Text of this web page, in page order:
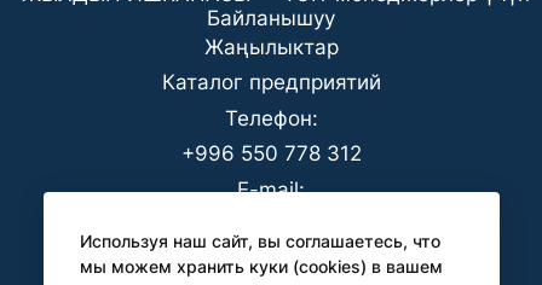
Используя наш сайт, вы соглашаетесь, что
мы можем хранить куки (cookies) в вашем
Байланышуу
Жаңылыктар
Каталог предприятий
Телефон:
+996 550 778 312
E-mail:
БААК үчүн: